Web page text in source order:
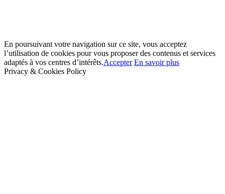
En poursuivant votre navigation sur ce site, vous acceptez
l’utilisation de cookies pour vous proposer des contenus et services
adaptés à vos centres d’intérêts.Accepter En savoir plus
Privacy & Cookies Policy